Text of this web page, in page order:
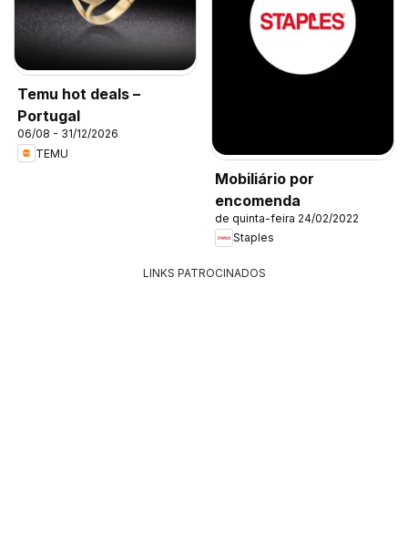
Temu hot deals –
Portugal
06/08 - 31/12/2026
TEMU
Mobiliário por
encomenda
de quinta-feira 24/02/2022
Staples
LINKS PATROCINADOS